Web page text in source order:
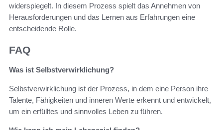
widerspiegelt. In diesem Prozess spielt das Annehmen von
Herausforderungen und das Lernen aus Erfahrungen eine
entscheidende Rolle.
FAQ
Was ist Selbstverwirklichung?
Selbstverwirklichung ist der Prozess, in dem eine Person ihre
Talente, Fähigkeiten und inneren Werte erkennt und entwickelt,
um ein erfülltes und sinnvolles Leben zu führen.